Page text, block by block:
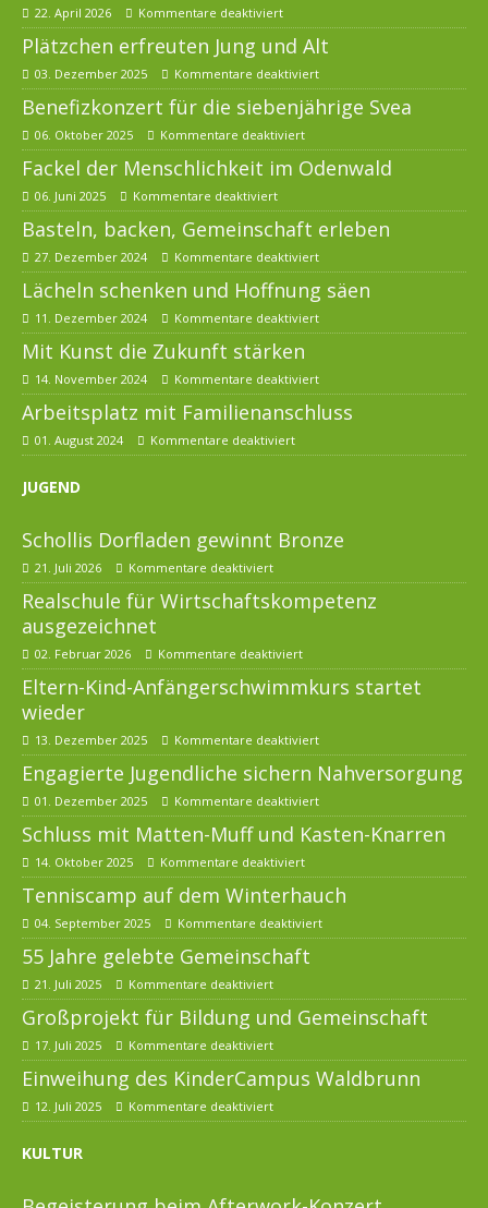
22. April 2026 Kommentare deaktiviert
Plätzchen erfreuten Jung und Alt
03. Dezember 2025 Kommentare deaktiviert
Benefizkonzert für die siebenjährige Svea
06. Oktober 2025 Kommentare deaktiviert
Fackel der Menschlichkeit im Odenwald
06. Juni 2025 Kommentare deaktiviert
Basteln, backen, Gemeinschaft erleben
27. Dezember 2024 Kommentare deaktiviert
Lächeln schenken und Hoffnung säen
11. Dezember 2024 Kommentare deaktiviert
Mit Kunst die Zukunft stärken
14. November 2024 Kommentare deaktiviert
Arbeitsplatz mit Familienanschluss
01. August 2024 Kommentare deaktiviert
JUGEND
Schollis Dorfladen gewinnt Bronze
21. Juli 2026 Kommentare deaktiviert
Realschule für Wirtschaftskompetenz
ausgezeichnet
02. Februar 2026 Kommentare deaktiviert
Eltern-Kind-Anfängerschwimmkurs startet
wieder
13. Dezember 2025 Kommentare deaktiviert
Engagierte Jugendliche sichern Nahversorgung
01. Dezember 2025 Kommentare deaktiviert
Schluss mit Matten-Muff und Kasten-Knarren
14. Oktober 2025 Kommentare deaktiviert
Tenniscamp auf dem Winterhauch
04. September 2025 Kommentare deaktiviert
55 Jahre gelebte Gemeinschaft
21. Juli 2025 Kommentare deaktiviert
Großprojekt für Bildung und Gemeinschaft
17. Juli 2025 Kommentare deaktiviert
Einweihung des KinderCampus Waldbrunn
12. Juli 2025 Kommentare deaktiviert
KULTUR